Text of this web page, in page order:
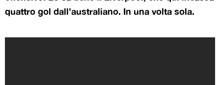
quattro gol dall’australiano. In una volta sola.